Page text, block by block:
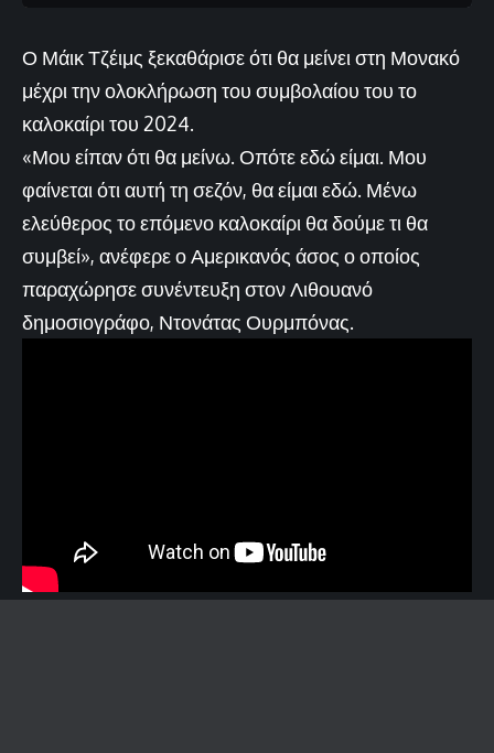
Ο Μάικ Τζέιμς ξεκαθάρισε ότι θα μείνει στη Μονακό
μέχρι την ολοκλήρωση του συμβολαίου του το
καλοκαίρι του 2024.
«Μου είπαν ότι θα μείνω. Οπότε εδώ είμαι. Μου
φαίνεται ότι αυτή τη σεζόν, θα είμαι εδώ. Μένω
ελεύθερος το επόμενο καλοκαίρι θα δούμε τι θα
συμβεί», ανέφερε ο Αμερικανός άσος ο οποίος
παραχώρησε συνέντευξη στον Λιθουανό
δημοσιογράφο, Ντονάτας Ουρμπόνας.